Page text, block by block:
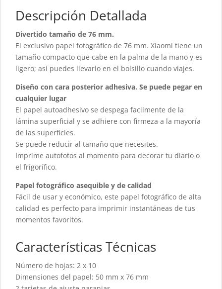
Descripción Detallada
Divertido tamaño de 76 mm.
El exclusivo papel fotográfico de 76 mm. Xiaomi tiene un
tamaño compacto que cabe en la palma de la mano y es
ligero; así puedes llevarlo en el bolsillo cuando viajes.
Diseño con cara posterior adhesiva. Se puede pegar en
cualquier lugar
El papel autoadhesivo se despega facilmente de la
lámina superficial y se adhiere con firmeza a la mayoría
de las superficies.
Se puede reducir al tamaño que necesites.
Imprime autofotos al momento para decorar tu diario o
el frigorífico.
Papel fotográfico asequible y de calidad
Fácil de usar y económico, este papel fotográfico de alta
calidad es perfecto para imprimir instantáneas de tus
momentos favoritos.
Características Técnicas
Número de hojas: 2 x 10
Dimensiones del papel: 50 mm x 76 mm